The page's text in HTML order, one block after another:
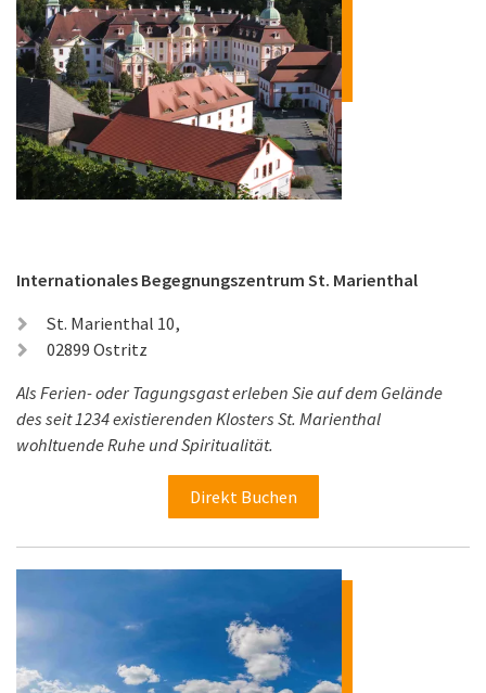
Internationales Begegnungszentrum St. Marienthal
St. Marienthal 10,
02899 Ostritz
Als Ferien- oder Tagungsgast erleben Sie auf dem Gelände
des seit 1234 existierenden Klosters St. Marienthal
wohltuende Ruhe und Spiritualität.
Direkt Buchen